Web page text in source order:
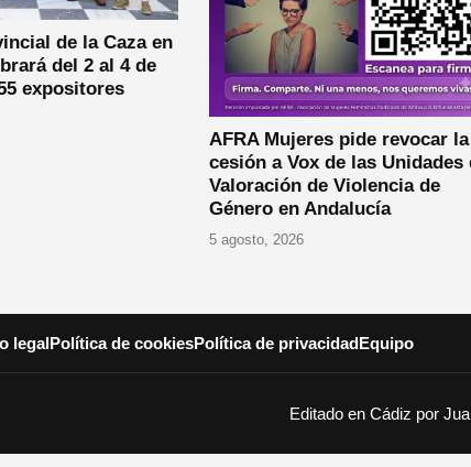
de la Caza en
del 2 al 4 de
expositores
AFRA Mujeres pide revocar la
cesión a Vox de las Unidades
Valoración de Violencia de
Género en Andalucía
5 agosto, 2026
legalPolítica de cookiesPolítica de privacidadEquipo
Editado en Cádiz por